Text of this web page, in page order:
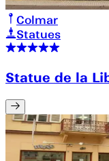
Colmar
Statues
Statue de la